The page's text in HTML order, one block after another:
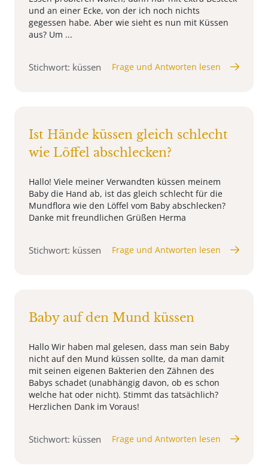
und an einer Ecke, von der ich noch nichts
gegessen habe. Aber wie sieht es nun mit Küssen
aus? Um ...
Stichwort: küssen Frage und Antworten lesen
Ist Hände küssen gleich schlecht
wie Löffel abschlecken?
Hallo! Viele meiner Verwandten küssen meinem
Baby die Hand ab, ist das gleich schlecht für die
Mundflora wie den Löffel vom Baby abschlecken?
Danke mit freundlichen Grüßen Herma
Stichwort: küssen Frage und Antworten lesen
Baby auf den Mund küssen
Hallo Wir haben mal gelesen, dass man sein Baby
nicht auf den Mund küssen sollte, da man damit
mit seinen eigenen Bakterien den Zähnen des
Babys schadet (unabhängig davon, ob es schon
welche hat oder nicht). Stimmt das tatsächlich?
Herzlichen Dank im Voraus!
Stichwort: küssen Frage und Antworten lesen